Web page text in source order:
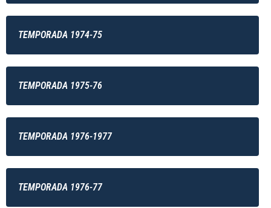
TEMPORADA 1974-75
TEMPORADA 1975-76
TEMPORADA 1976-1977
TEMPORADA 1976-77